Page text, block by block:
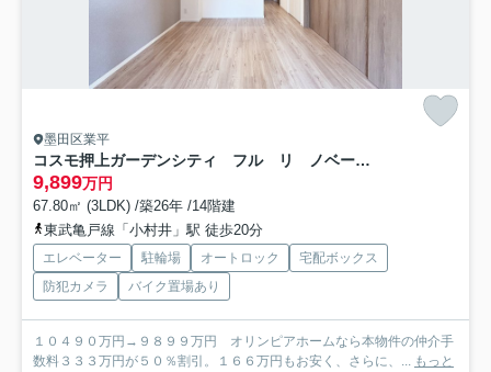
墨田区業平
コスモ押上ガーデンシティ フル リ ノベーション
9,899万円
67.80㎡ (3LDK) /築26年 /14階建
東武亀戸線「小村井」駅 徒歩20分
エレベーター 駐輪場 オートロック
宅配ボックス
防犯カメラ
バイク置場あり
１０４９０万円→９８９９万円 オリンピアホームなら本物件の仲介手
数料３３３万円が５０％割引。１６６万円もお安く、さらに、... もっと